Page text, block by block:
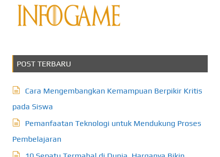
POST TERBARU
Cara Mengembangkan Kemampuan Berpikir Kritis
pada Siswa
Pemanfaatan Teknologi untuk Mendukung Proses
Pembelajaran